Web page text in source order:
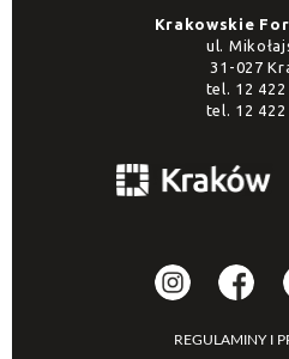
Krakowskie
ul.
31-027
tel. 12
tel. 12 422
REGULAMINY I